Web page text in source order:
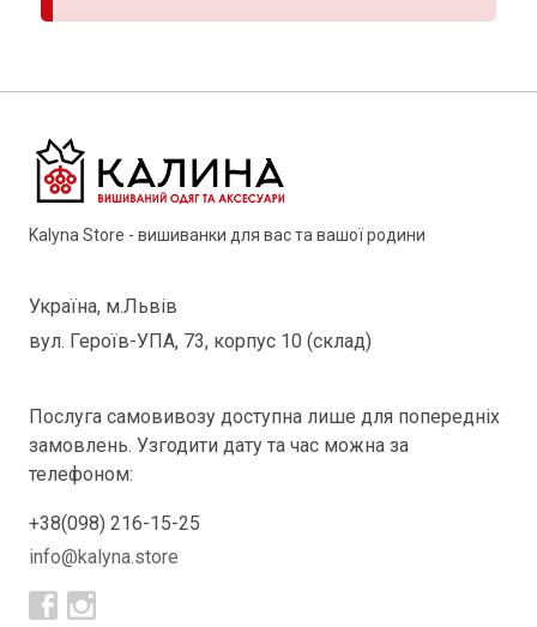
Kalyna Store - вишиванки для вас та вашої родини
Україна, м.Львів
вул. Героїв-УПА, 73, корпус 10 (склад)
Послуга самовивозу доступна лише для попередніх
замовлень. Узгодити дату та час можна за
телефоном:
+38(098) 216-15-25
info@kalyna.store